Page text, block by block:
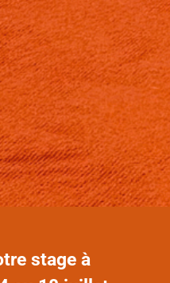
stage à